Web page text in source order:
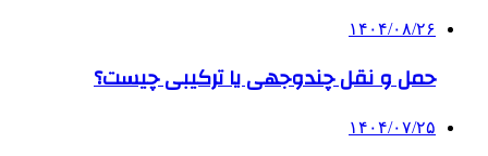
۱۴۰۴/۰۸/۲۶
حمل و نقل چندوجهی یا ترکیبی چیست؟
۱۴۰۴/۰۷/۲۵